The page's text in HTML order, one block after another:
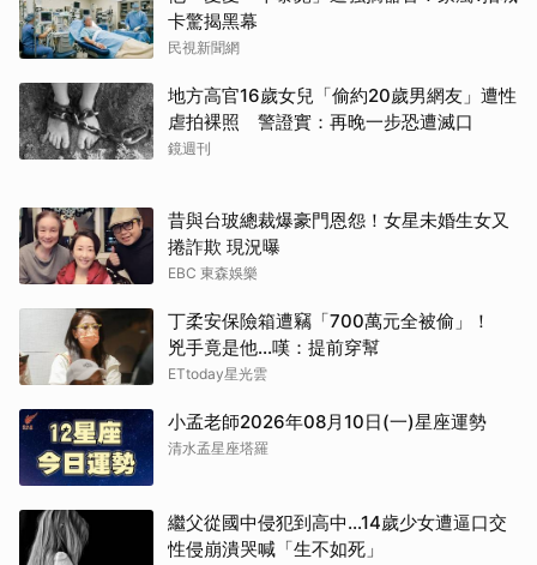
卡驚揭黑幕
民視新聞網
地方高官16歲女兒「偷約20歲男網友」遭性
虐拍裸照 警證實：再晚一步恐遭滅口
鏡週刊
昔與台玻總裁爆豪門恩怨！女星未婚生女又
捲詐欺 現況曝
EBC 東森娛樂
丁柔安保險箱遭竊「700萬元全被偷」！
兇手竟是他...嘆：提前穿幫
ETtoday星光雲
小孟老師2026年08月10日(一)星座運勢
清水孟星座塔羅
繼父從國中侵犯到高中…14歲少女遭逼口交
性侵崩潰哭喊「生不如死」
取消